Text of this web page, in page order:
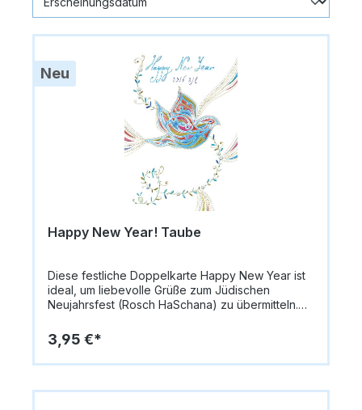
Neu
Happy New Year! Taube
Diese festliche Doppelkarte Happy New Year ist
ideal, um liebevolle Grüße zum Jüdischen
Neujahrsfest (Rosch HaSchana) zu übermitteln.
Goldprägung versehen und zeigt ein
farbenfrohes, buntes Design: Eine Taube in
verschiedenen rot und Blautönen in der Mitte mit
hebräischer Schrift. Das Symbol der Taube steht
3,95 €*